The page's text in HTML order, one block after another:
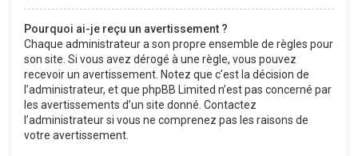
Pourquoi ai-je reçu un avertissement ?
Chaque administrateur a son propre ensemble de règles pour
son site. Si vous avez dérogé à une règle, vous pouvez
recevoir un avertissement. Notez que c’est la décision de
l’administrateur, et que phpBB Limited n’est pas concerné par
les avertissements d’un site donné. Contactez
l’administrateur si vous ne comprenez pas les raisons de
votre avertissement.